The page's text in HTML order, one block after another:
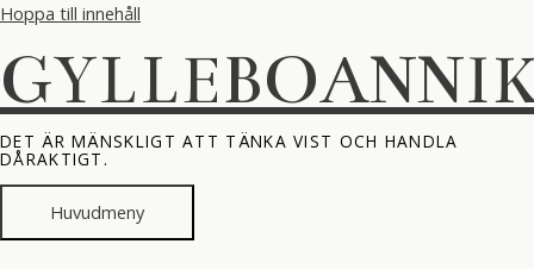
Hoppa till innehåll
DET ÄR MÄNSKLIGT ATT TÄNKA VIST OCH HANDLA
DÅRAKTIGT.
Huvudmeny